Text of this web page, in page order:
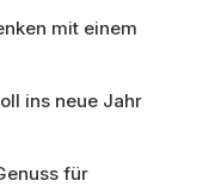
mit einem
ins neue Jahr
für